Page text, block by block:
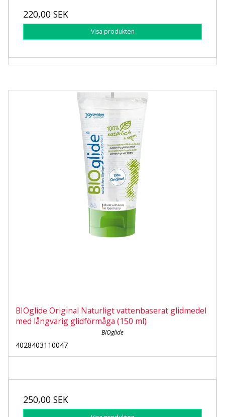
220,00 SEK
Visa produkten
BIOglide Original Naturligt vattenbaserat glidmedel
med långvarig glidförmåga (150 ml)
BIOglide
4028403110047
250,00 SEK